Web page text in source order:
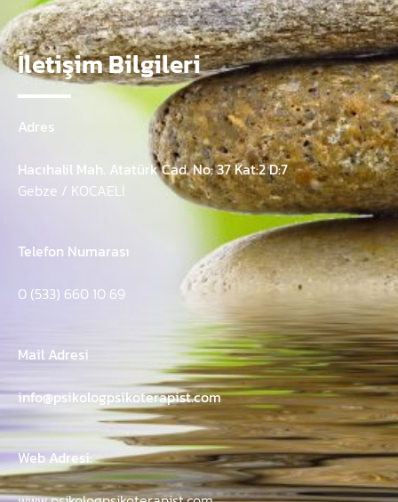
İletişim Bilgileri
Adres
Hacıhalil Mah. Atatürk Cad. No: 37 Kat:2 D:7
Gebze / KOCAELİ
Telefon Numarası
0 (533) 660 10 69
Mail Adresi
info@psikologpsikoterapist.com
Web Adresi: